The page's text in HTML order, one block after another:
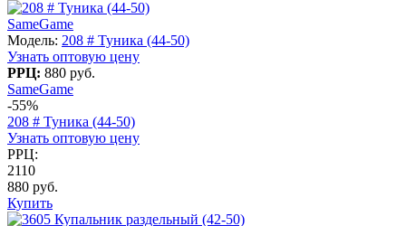
SameGame
Модель: 208 # Туника (44-50)
Узнать оптовую цену
РРЦ: 880 руб.
SameGame
-55%
208 # Туника (44-50)
Узнать оптовую цену
РРЦ:
2110
880 руб.
Купить